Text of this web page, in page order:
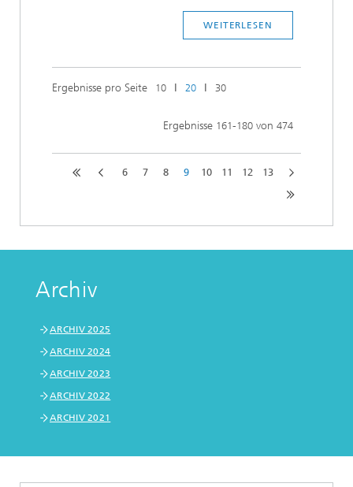
WEITERLESEN
Ergebnisse pro Seite 10 ǀ 20 ǀ 30
Ergebnisse 161-180 von 474
6 7 8 9 10 11 12 13
Archiv
ARCHIV 2025
ARCHIV 2024
ARCHIV 2023
ARCHIV 2022
ARCHIV 2021